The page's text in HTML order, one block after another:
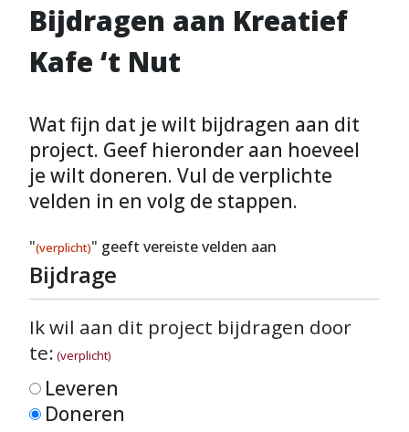
Bijdragen aan Kreatief
Kafe ‘t Nut
Wat fijn dat je wilt bijdragen aan dit
project. Geef hieronder aan hoeveel
je wilt doneren. Vul de verplichte
velden in en volg de stappen.
"(verplicht)" geeft vereiste velden aan
Bijdrage
Ik wil aan dit project bijdragen door
te: (verplicht)
Leveren
Doneren